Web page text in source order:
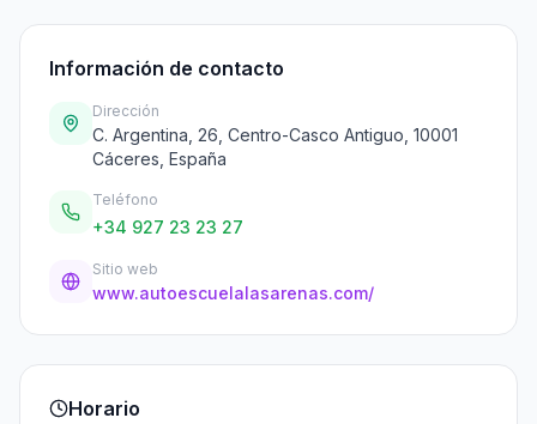
Información de contacto
Dirección
C. Argentina, 26, Centro-Casco Antiguo, 10001
Cáceres, España
Teléfono
+34 927 23 23 27
Sitio web
www.autoescuelalasarenas.com/
Horario